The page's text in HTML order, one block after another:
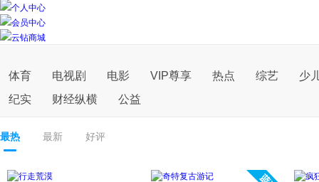
个人中心
会员中心
云钻商城
体育 电视剧 电影 VIP尊享 热点 综艺
少
纪实
财经纵横 公益
最热 最新 好评